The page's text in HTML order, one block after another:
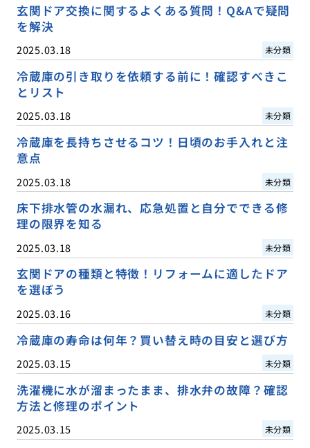
玄関ドア交換に関するよくある質問！Q&Aで疑問
を解決
2025.03.18 未分類
冷蔵庫の引き取りを依頼する前に！確認すべきこ
とリスト
2025.03.18 未分類
冷蔵庫を長持ちさせるコツ！日頃のお手入れと注
意点
2025.03.18 未分類
床下排水管の水漏れ、応急処置と自分でできる修
理の限界を知る
2025.03.18 未分類
玄関ドアの種類と特徴！リフォームに適したドア
を選ぼう
2025.03.16 未分類
冷蔵庫の寿命は何年？買い替え時の目安と選び方
2025.03.15 未分類
洗濯機に水が溜まったまま、排水弁の故障？確認
方法と修理のポイント
2025.03.15 未分類